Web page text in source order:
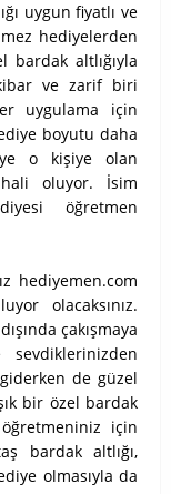
uygun fiyatlı ve
hediyelerden
altlığıyla
ve zarif biri
uygulama için
boyutu daha
o kişiye olan
oluyor. İsim
öğretmen
hediyemen.com
olacaksınız.
çakışmaya
de güzel
bir özel bardak
için
bardak altlığı,
olmasıyla da